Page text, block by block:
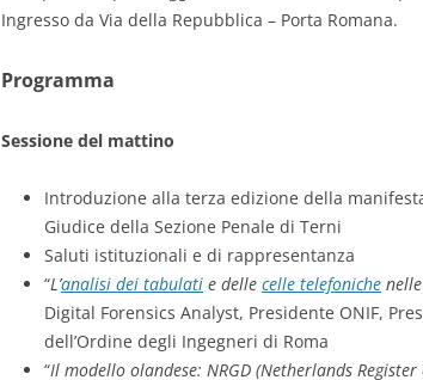
Ingresso da Via della Repubblica – Porta Romana.
Programma
Sessione del mattino
Introduzione alla terza edizione della
Giudice della Sezione Penale di Terni
Saluti istituzionali e di rappresentanza
“L’analisi dei tabulati e delle celle telefoniche
Digital Forensics Analyst, Presidente ONIF,
dell’Ordine degli Ingegneri di Roma
“Il modello olandese: NRGD (Netherlands